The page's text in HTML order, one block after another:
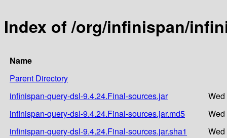
Index of /org/infinispan/
Name
Parent Directory
infinispan-query-dsl-9.4.24.Final-sources.jar
infinispan-query-dsl-9.4.24.Final-sources.jar.md5
infinispan-query-dsl-9.4.24.Final-sources.jar.sha1